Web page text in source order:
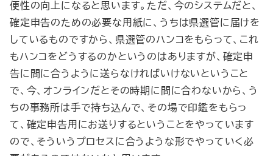
便性の向上になると思います。ただ、今のシステムだと、
確定申告のための必要な用紙に、うちは県選管に届けを
しているものですから、県選管のハンコをもらって、これ
もハンコをどうするのかというのはありますが、確定申
告に間に合うように送らなければいけないということ
で、今、オンラインだとその時期に間に合わないから、う
ちの事務所は手で持ち込んで、その場で印鑑をもらっ
て、確定申告用にお送りするということをやっています
ので、そういうプロセスに合うような形でやっていく必